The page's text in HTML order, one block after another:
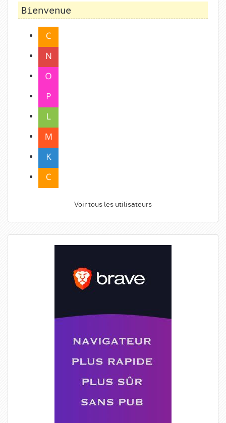
Bienvenue
Voir tous les utilisateurs